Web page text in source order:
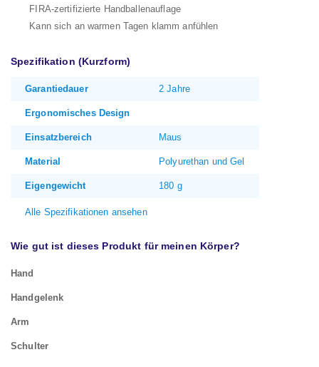
FIRA-zertifizierte Handballenauflage
Kann sich an warmen Tagen klamm anfühlen
Spezifikation (Kurzform)
Garantiedauer 2 Jahre
Ergonomisches Design
Einsatzbereich Maus
Material Polyurethan und Gel
Eigengewicht 180 g
Alle Spezifikationen ansehen
Wie gut ist dieses Produkt für meinen Körper?
Hand
Handgelenk
Arm
Schulter